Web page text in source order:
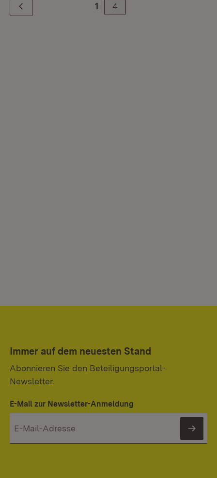
Zurück 1 4
Immer auf dem neuesten Stand
Abonnieren Sie den Beteiligungsportal-
Newsletter.
E-Mail zur Newsletter-Anmeldung